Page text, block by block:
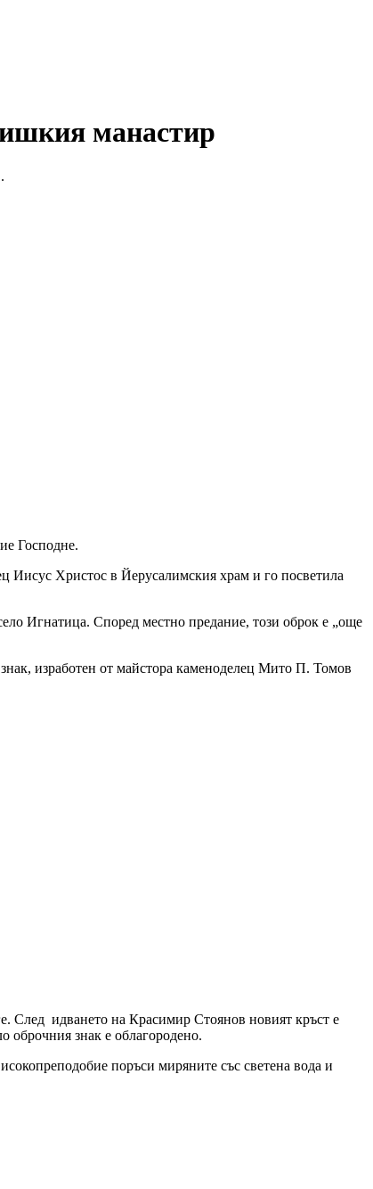
манастир
Господне.
Иисус Христос в Йерусалимския храм и го посветила
Игнатица. Според местно предание, този оброк е „още
изработен от майстора каменоделец Мито П. Томов
След идването на Красимир Стоянов новият кръст е
оброчния знак е облагородено.
поръси миряните със светена вода и